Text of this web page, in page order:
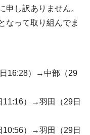
申し訳ありません。
なって取り組んでま
16:28）→中部（29
11:16）→羽田（29日
10:56）→羽田（29日